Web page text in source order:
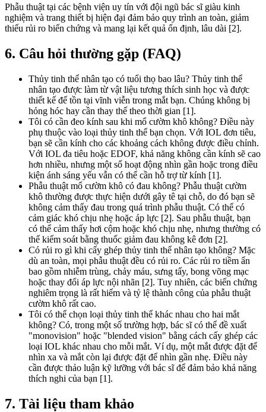
Phẫu thuật tại các bệnh viện uy tín với đội ngũ bác sĩ giàu kinh
nghiệm và trang thiết bị hiện đại đảm bảo quy trình an toàn, giảm
thiểu rủi ro biến chứng và mang lại kết quả ổn định, lâu dài [2].
6. Câu hỏi thường gặp (FAQ)
Thủy tinh thể nhân tạo có tuổi thọ bao lâu? Thủy tinh thể
nhân tạo được làm từ vật liệu tương thích sinh học và được
thiết kế để tồn tại vĩnh viễn trong mắt bạn. Chúng không bị
hỏng hóc hay cần thay thế theo thời gian [1].
Tôi có cần đeo kính sau khi mổ cườm khô không? Điều này
phụ thuộc vào loại thủy tinh thể bạn chọn. Với IOL đơn tiêu,
bạn sẽ cần kính cho các khoảng cách không được điều chỉnh.
Với IOL đa tiêu hoặc EDOF, khả năng không cần kính sẽ cao
hơn nhiều, nhưng một số hoạt động nhìn gần hoặc trong điều
kiện ánh sáng yếu vẫn có thể cần hỗ trợ từ kính [1].
Phẫu thuật mổ cườm khô có đau không? Phẫu thuật cườm
khô thường được thực hiện dưới gây tê tại chỗ, do đó bạn sẽ
không cảm thấy đau trong quá trình phẫu thuật. Có thể có
cảm giác khó chịu nhẹ hoặc áp lực [2]. Sau phẫu thuật, bạn
có thể cảm thấy hơi cộm hoặc khó chịu nhẹ, nhưng thường có
thể kiểm soát bằng thuốc giảm đau không kê đơn [2].
Có rủi ro gì khi cấy ghép thủy tinh thể nhân tạo không? Mặc
dù an toàn, mọi phẫu thuật đều có rủi ro. Các rủi ro tiềm ẩn
bao gồm nhiễm trùng, chảy máu, sưng tấy, bong võng mạc
hoặc thay đổi áp lực nội nhãn [2]. Tuy nhiên, các biến chứng
nghiêm trọng là rất hiếm và tỷ lệ thành công của phẫu thuật
cườm khô rất cao.
Tôi có thể chọn loại thủy tinh thể khác nhau cho hai mắt
không? Có, trong một số trường hợp, bác sĩ có thể đề xuất
"monovision" hoặc "blended vision" bằng cách cấy ghép các
loại IOL khác nhau cho mỗi mắt. Ví dụ, một mắt được đặt để
nhìn xa và mắt còn lại được đặt để nhìn gần nhẹ. Điều này
cần được thảo luận kỹ lưỡng với bác sĩ để đảm bảo khả năng
thích nghi của bạn [1].
7. Tài liệu tham khảo